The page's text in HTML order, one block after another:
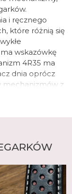
nową erę. W
wzorach
do swojego
oferuje
kolekcję King
i ręcznego
które różnią się
wskazówkę
4R35 ma
dnia oprócz
mechanizmów z
a rezerwa